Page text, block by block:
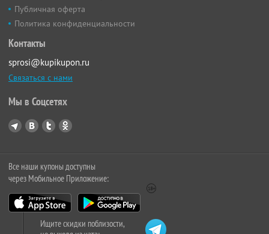
Публичная оферта
Политика конфиденциальности
Контакты
sprosi@kupikupon.ru
Связаться с нами
Мы в Соцсетях
Все наши купоны доступны
через Мобильное Приложение:
Ищите скидки поблизости,